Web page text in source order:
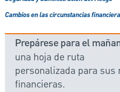
Cambios en las circunstancias
Prepárese para el
una hoja de ruta
personalizada para sus
financieras.